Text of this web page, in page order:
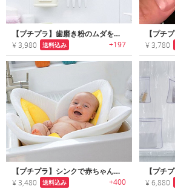
【プチプラ】歯磨き粉のムダを無くすキュートな歯磨き粉スクイーザー
¥ 3,980 送料込み +197 ¥ 3,780
【プチプラ】シンクで赤ちゃんを入浴させられるフラワー型シャワーマット
¥ 3,480 送料込み +400 ¥ 6,880